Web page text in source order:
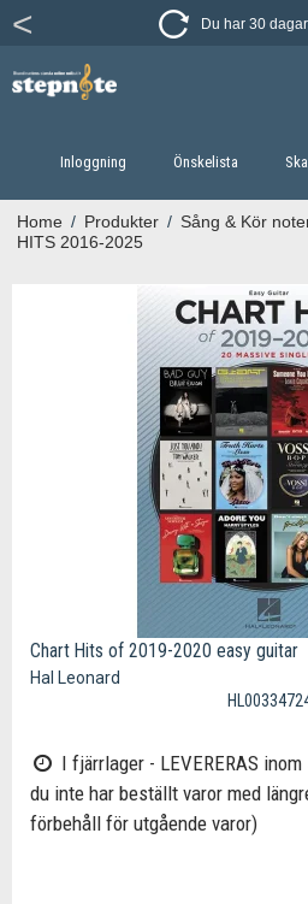
Du har 30
Inloggning Önskelista
Home / Produkter / Sång & Kör
HITS 2016-2025
Chart Hits of 2019-2020 easy guitar
Hal Leonard
I fjärrlager - LEVERERAS
du inte har beställt varor med
förbehåll för utgående varor)